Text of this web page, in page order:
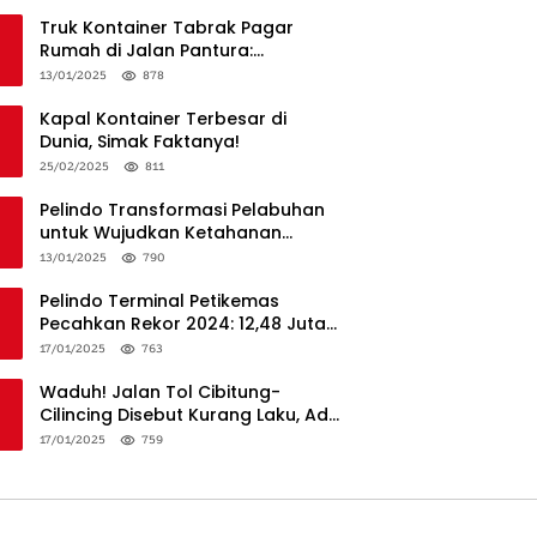
Truk Kontainer Tabrak Pagar
Rumah di Jalan Pantura:
Kronologi dan Langkah
13/01/2025 878
Kapal Kontainer Terbesar di
Dunia, Simak Faktanya!
25/02/2025 811
Pelindo Transformasi Pelabuhan
untuk Wujudkan Ketahanan
Logistik dan Daya Saing Global
13/01/2025 790
Pelindo Terminal Petikemas
Pecahkan Rekor 2024: 12,48 Juta
TEUs, Bukti Keunggulan Logistik
17/01/2025 763
Waduh! Jalan Tol Cibitung-
Cilincing Disebut Kurang Laku, Ada
Apa?
17/01/2025 759